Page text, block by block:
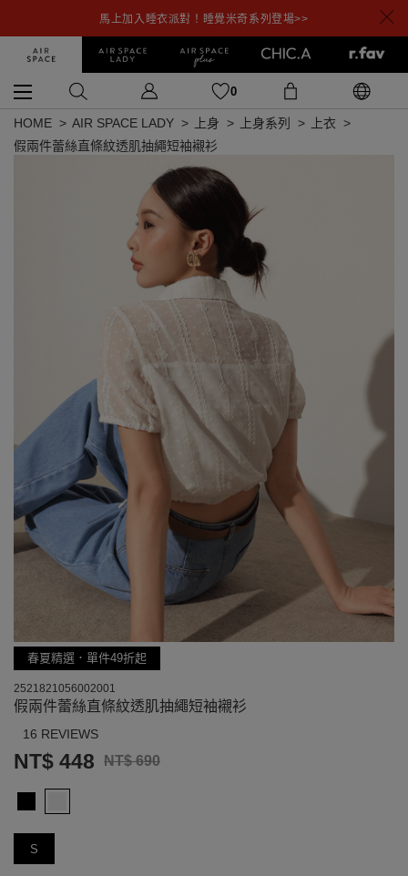
馬上加入睡衣派對！睡覺米奇系列登場>>
0
HOME AIR SPACE LADY 上身 上身系列
上衣
假兩件蕾絲直條紋透肌抽繩短袖襯衫
春夏精選．單件49折起
2521821056002001
假兩件蕾絲直條紋透肌抽繩短袖襯衫
16 REVIEWS
NT$ 448 NT$ 690
S